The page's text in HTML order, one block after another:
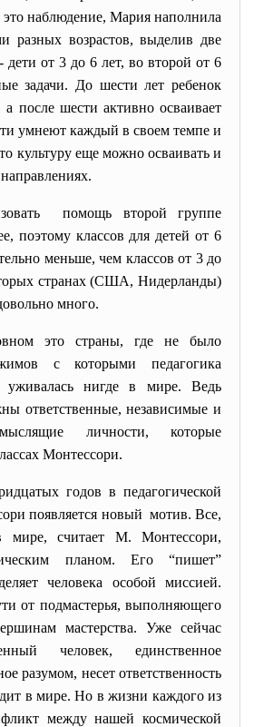
наблюдение, Мария наполнила
разных возрастов, выделив две
от 3 до 6 лет, во второй от 6
задачи. До шести лет ребенок
а после шести активно осваивает
умнеют каждый в своем темпе и
культуру еще можно осваивать и
помощь второй группе
поэтому классов для детей от 6
меньше, чем классов от 3 до
странах (США, Нидерланды)
много.
это страны, где не было
с которыми педагогика
нигде в мире. Ведь
ответственные, независимые и
мыслящие личности, которые
Монтессори.
годов впедагогической
появляется новый мотив. Все,
мире, считает М. Монтессори,
планом. Его “пишет”
человека особой миссией.
от подмастерья, выполняющего
мастерства. Уже сейчас
человек, единственное
разумом, несет ответственность
в мире. Но в жизни каждого из
между нашей космической